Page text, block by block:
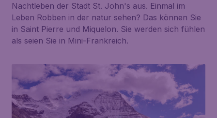
Nachtleben der Stadt St. John's aus. Einmal im
Leben Robben in der natur sehen? Das können Sie
in Saint Pierre und Miquelon. Sie werden sich fühlen
als seien Sie in Mini-Frankreich.